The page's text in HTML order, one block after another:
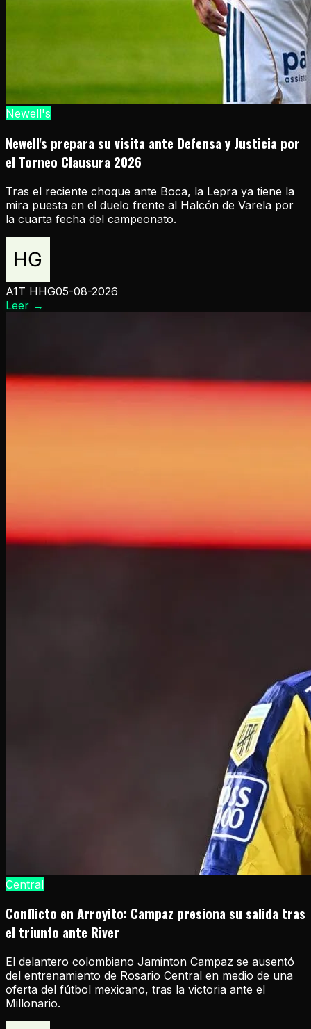
Newell's
Newell's prepara su visita ante Defensa y Justicia por
el Torneo Clausura 2026
Tras el reciente choque ante Boca, la Lepra ya tiene la
mira puesta en el duelo frente al Halcón de Varela por
la cuarta fecha del campeonato.
A1T HHG05-08-2026
Leer →
Central
Conflicto en Arroyito: Campaz presiona su salida tras
el triunfo ante River
El delantero colombiano Jaminton Campaz se ausentó
del entrenamiento de Rosario Central en medio de una
oferta del fútbol mexicano, tras la victoria ante el
Millonario.